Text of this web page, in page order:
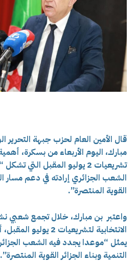
قال الأمين العام لحزب جبهة التحرير
مبارك، اليوم الأربعاء من بسكرة،
تشريعيات 2 يوليو المقبل التي
الشعب الجزائري إرادته في دعم مسار
القوية المنتصرة”.
واعتبر بن مبارك، خلال تجمع شعبي
الانتخابية لتشريعيات
يمثل “موعدا يجدد فيه الشعب
التنمية وبناء الجزائر القوية المنتصرة”.